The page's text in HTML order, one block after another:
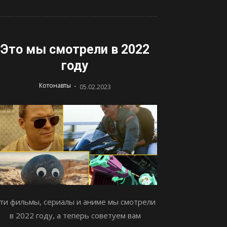
Это мы смотрели в 2022
году
Котонавты - 05.02.2023
фильмы, сериалы и аниме мы смотрели
в 2022 году, а теперь советуем вам